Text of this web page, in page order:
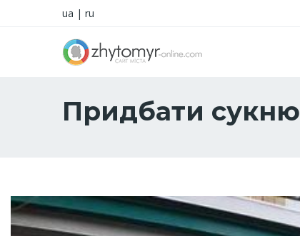
ua | ru
Придбати сукню